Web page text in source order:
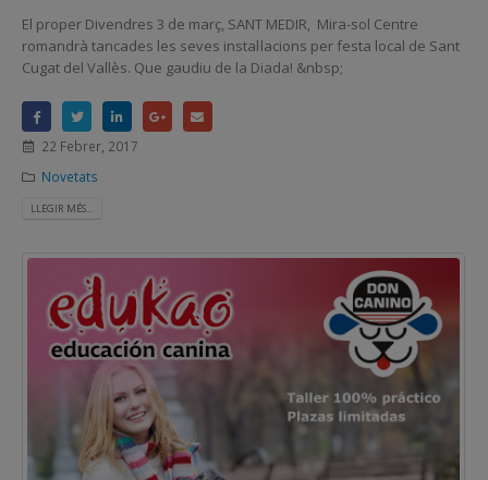
El proper Divendres 3 de març, SANT MEDIR, Mira-sol Centre
romandrà tancades les seves instal·lacions per festa local de Sant
Cugat del Vallès. Que gaudiu de la Diada! &nbsp;
22 Febrer, 2017
Novetats
LLEGIR MÉS...